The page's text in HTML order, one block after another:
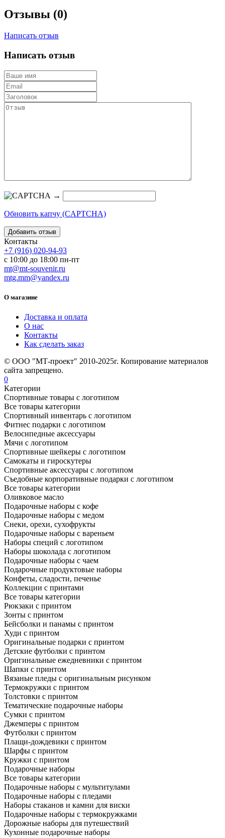
Отзывы (0)
Написать отзыв
Написать отзыв
→
Обновить капчу (CAPTCHA)
Контакты
+7 (916) 020-94-93
с 10:00 до 18:00 пн-пт
mt@mt-souvenir.ru
mtg.mm@yandex.ru
О магазине
Доставка и оплата
О нас
Контакты
Как сделать заказ
© ООО "МТ-проект" 2010-2025г. Копирование материалов
сайта запрещено.
0
Категории
Спортивные товары с логотипом
Все товары категории
Спортивный инвентарь с логотипом
Фитнес подарки с логотипом
Велосипедные аксессуары
Мячи с логотипом
Спортивные шейкеры с логотипом
Самокаты и гироскутеры
Спортивные аксессуары с логотипом
Съедобные корпоративные подарки с логотипом
Все товары категории
Оливковое масло
Подарочные наборы с кофе
Подарочные наборы с медом
Снеки, орехи, сухофрукты
Подарочные наборы с вареньем
Наборы специй с логотипом
Наборы шоколада с логотипом
Подарочные наборы с чаем
Подарочные продуктовые наборы
Конфеты, сладости, печенье
Коллекции с принтами
Все товары категории
Рюкзаки с принтом
Зонты с принтом
Бейсболки и панамы с принтом
Худи с принтом
Оригинальные подарки с принтом
Детские футболки с принтом
Оригинальные ежедневники с принтом
Шапки с принтом
Вязаные пледы с оригинальным рисунком
Термокружки с принтом
Толстовки с принтом
Тематические подарочные наборы
Сумки с принтом
Джемперы с принтом
Футболки с принтом
Плащи-дождевики с принтом
Шарфы с принтом
Кружки с принтом
Подарочные наборы
Все товары категории
Подарочные наборы с мультитулами
Подарочные наборы с пледами
Наборы стаканов и камни для виски
Подарочные наборы с термокружками
Дорожные наборы для путешествий
Кухонные подарочные наборы